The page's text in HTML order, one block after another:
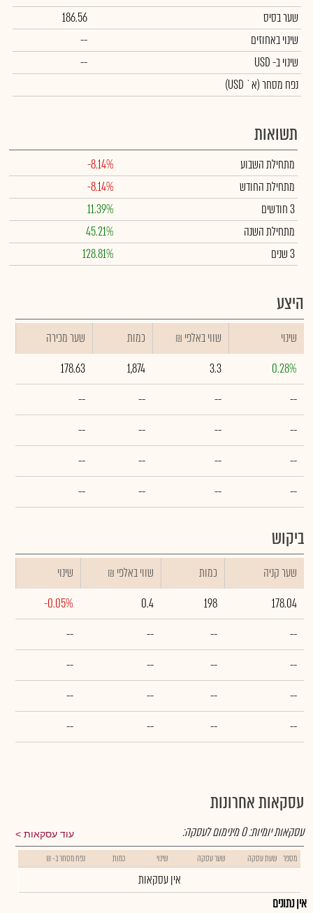
שער בסיס
186.56
שינוי באחוזים
--
שינויב- USD
--
נפח מסחר(א` USD)
תשואות
מתחילת השבוע
-8.14%
מתחילת החודש
-8.14%
3 חודשים
11.39%
מתחילת השנה
45.21%
3 שנים
128.81%
היצע
שינוי ₪ שווי באלפי כמות
שער מכירה
0.28%
3.3
1,874
178.63
--
--
--
--
--
--
--
--
--
--
--
--
--
--
--
--
ביקוש
שער קניה כמות ₪ שווי באלפי
שינוי
178.04
198
0.4
-0.05%
--
--
--
--
--
--
--
--
--
--
--
--
--
--
--
--
עסקאות אחרונות
עוד עסקאות עסקאות יומיות:0מינימום לעסקה:
מספר שעת עסקה שער עסקה שינוי כמות נפח מסחר ב- ₪
אין עסקאות
אין נתונים